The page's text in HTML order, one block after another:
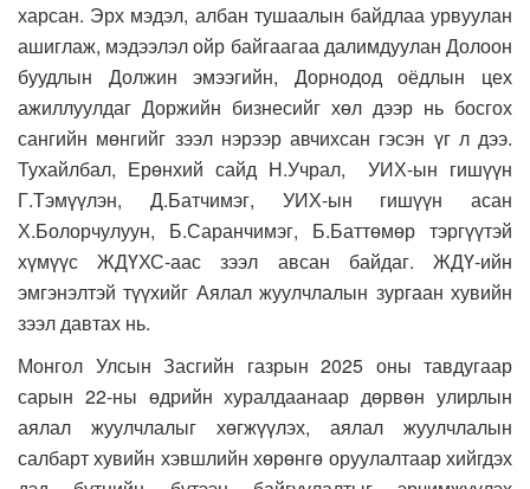
харсан. Эрх мэдэл, албан тушаалын байдлаа урвуулан
ашиглаж, мэдээлэл ойр байгаагаа далимдуулан Долоон
буудлын Должин эмээгийн, Дорнодод оёдлын цех
ажиллуулдаг Доржийн бизнесийг хөл дээр нь босгох
сангийн мөнгийг зээл нэрээр авчихсан гэсэн үг л дээ.
Тухайлбал, Ерөнхий сайд Н.Учрал, УИХ-ын гишүүн
Г.Тэмүүлэн, Д.Батчимэг, УИХ-ын гишүүн асан
Х.Болорчулуун, Б.Саранчимэг, Б.Баттөмөр тэргүүтэй
хүмүүс ЖДҮХС-аас зээл авсан байдаг. ЖДҮ-ийн
эмгэнэлтэй түүхийг Аялал жуулчлалын зургаан хувийн
зээл давтах нь.
Монгол Улсын Засгийн газрын 2025 оны тавдугаар
сарын 22-ны өдрийн хуралдаанаар дөрвөн улирлын
аялал жуулчлалыг хөгжүүлэх, аялал жуулчлалын
салбарт хувийн хэвшлийн хөрөнгө оруулалтаар хийгдэх